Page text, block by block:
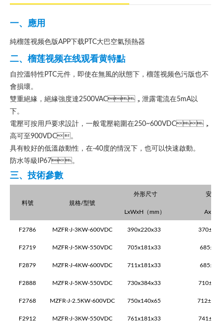
一、應用
純榴莲视频色版APP下载PTC大巴空氣預熱器
二、榴莲视频在线观看黄特點
自控溫特性 PTC元件，即使在無風的狀態下，榴莲视频色污版也不
會損壞。
雙重絕緣，絕緣強度達2500VAC，泄露電流在5mA以
下 。
電壓可按用戶要求設計，一般電壓範圍在250~600VDC，
高可至900VDC。
具有較好的低溫啟動性，在-40度的情況下，也可以快速啟動。
防水等級 IP67。
三、技術參數
料號 規格/型號
外形尺寸 安裝
LxWxH （mm ） AxB
F2786 MZFR-J-3KW-600VDC 390x220x33
F2719 MZFR-J-5KW-550VDC 705x181x33
F2879 MZFR-J-4KW-600VDC 711x181x33
F2888 MZFR-J-5KW-550VDC 730x384x33
F2768 MZFR-J-2.5KW-600VDC 750x140x65
F2912 MZFR-J-3KW-550VDC 761x181x33